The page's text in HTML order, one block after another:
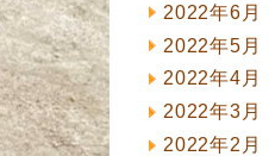
2022年6月
2022年5月
2022年4月
2022年3月
2022年2月